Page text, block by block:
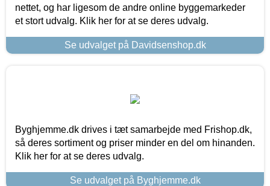
nettet, og har ligesom de andre online byggemarkeder
et stort udvalg. Klik her for at se deres udvalg.
Se udvalget på Davidsenshop.dk
Byghjemme.dk drives i tæt samarbejde med Frishop.dk,
så deres sortiment og priser minder en del om hinanden.
Klik her for at se deres udvalg.
Se udvalget på Byghjemme.dk